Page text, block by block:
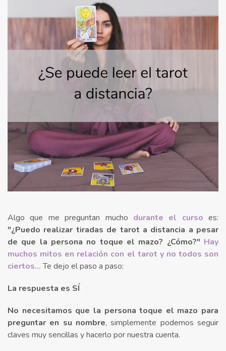
Algo que me preguntan mucho durante el curso es:
"¿Puedo realizar tiradas de tarot a distancia a pesar
de que la persona no toque el mazo? ¿Cómo?" Hay
muchos mitos en relación con el tarot y no todos son
ciertos...Te dejo el paso a paso:
La respuesta es SÍ⁣
No necesitamos que la persona toque el mazo para
preguntar en su nombre, simplemente podemos seguir
claves muy sencillas y hacerlo por nuestra cuenta.